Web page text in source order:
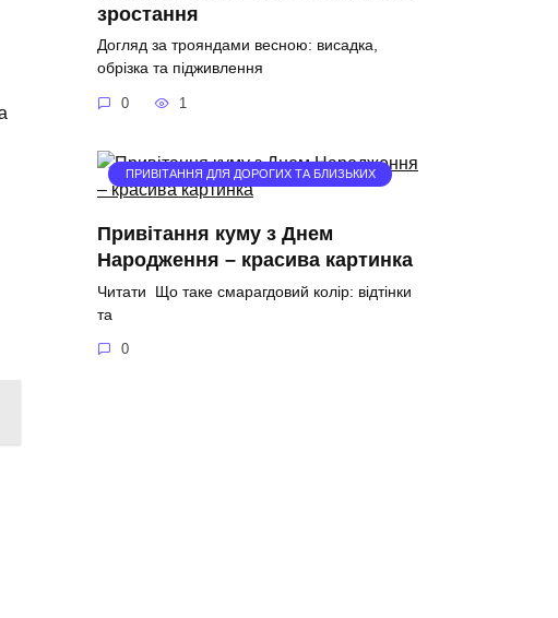
зростання
Догляд за трояндами весною: висадка,
обрізка та підживлення
0 1
ПРИВІТАННЯ ДЛЯ ДОРОГИХ ТА БЛИЗЬКИХ
Привітання куму з Днем
Народження – красива картинка
Читати Що таке смарагдовий колір: відтінки
та
0